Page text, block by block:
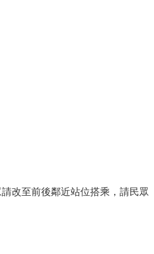
改至前後鄰近站位搭乘，請民眾